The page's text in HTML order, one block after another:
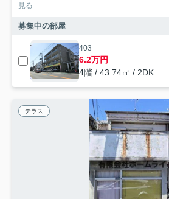
見る
募集中の部屋
403
6.2万円
4階 / 43.74㎡ / 2DK
テラス